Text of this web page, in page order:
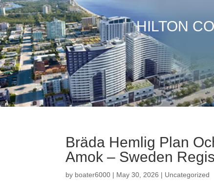
HILTON
Bräda Hemlig Plan
Amok – Sweden
by boater6000 | May 30, 2026 | Uncategorized